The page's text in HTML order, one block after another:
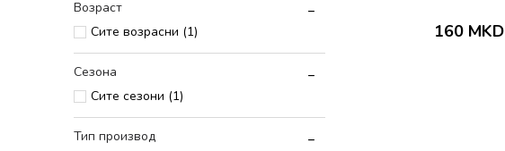
Возраст
Сите возрасни (1)
Сезона
Сите сезони (1)
Тип производ
160 MKD